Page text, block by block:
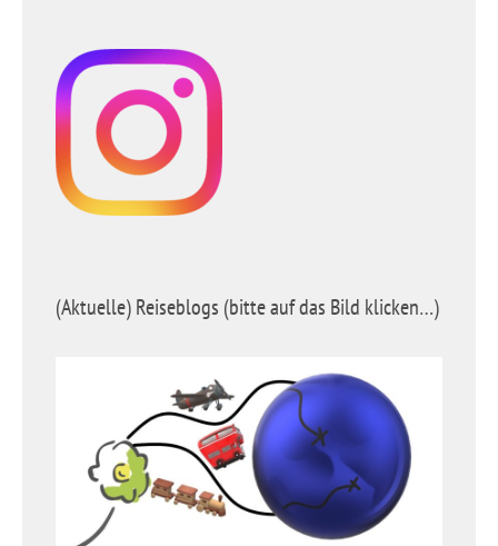
(Aktuelle) Reiseblogs (bitte auf das Bild klicken…)